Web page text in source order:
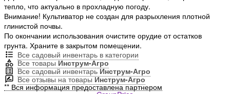
тепло, что актуально в прохладную погоду.
Внимание! Культиватор не создан для разрыхления плотной
глинистой почвы.
По окончании использования очистите орудие от остатков
грунта. Храните в закрытом помещении.
Все садовый инвентарь в категории
Все товарыИнструм-Агро
Все садовый инвентарьИнструм-Агро
Все отзывы на товарыИнструм-Агро
** Вся информация предоставлена партнером